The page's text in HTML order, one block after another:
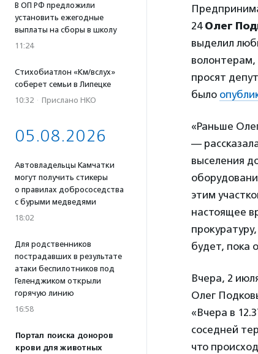
В ОП РФ предложили
установить ежегодные
выплаты на сборы в школу
11:24
Стихобиатлон «Км/вслух»
соберет семьи в Липецке
10:32 · Прислано НКО
05.08.2026
Автовладельцы Камчатки
могут получить стикеры
о правилах добрососедства
с бурыми медведями
18:02
Для родственников
пострадавших в результате
атаки беспилотников под
Геленджиком открыли
горячую линию
16:58
Портал поиска доноров
крови для животных
24 Олег
выделил
волонтерам,
просят
было
«Раньше
—
выселения
этим
настоящее
будет, пока
Вчера, 2
Олег
«Вчера в
соседней
что